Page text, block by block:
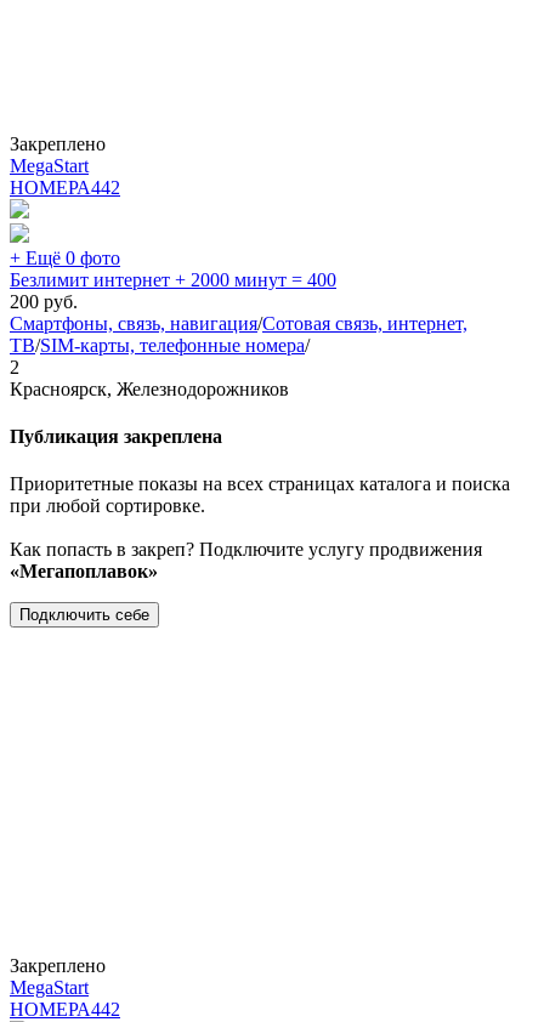
Закреплено
MegaStart
НОМЕРА442
+ Ещё 0 фото
Безлимит интернет + 2000 минут = 400
200 руб.
Смартфоны, связь, навигация/Сотовая связь, интернет,
ТВ/SIM-карты, телефонные номера/
2
Красноярск, Железнодорожников
Публикация закреплена
Приоритетные показы на всех страницах каталога и поиска
при любой сортировке.
Как попасть в закреп? Подключите услугу продвижения
«Мегапоплавок»
Подключить себе
Закреплено
MegaStart
НОМЕРА442